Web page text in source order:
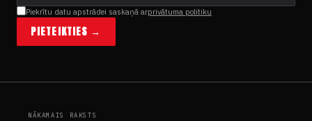
Piekrītu datu apstrādei saskaņā arprivātuma politiku
PIETEIKTIES →
NĀKAMAIS RAKSTS